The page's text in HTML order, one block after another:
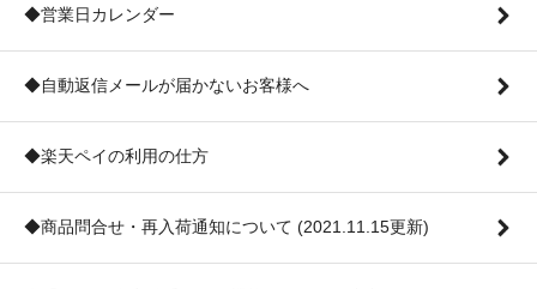
◆営業日カレンダー
◆自動返信メールが届かないお客様へ
◆楽天ペイの利用の仕方
◆商品問合せ・再入荷通知について (2021.11.15更新)